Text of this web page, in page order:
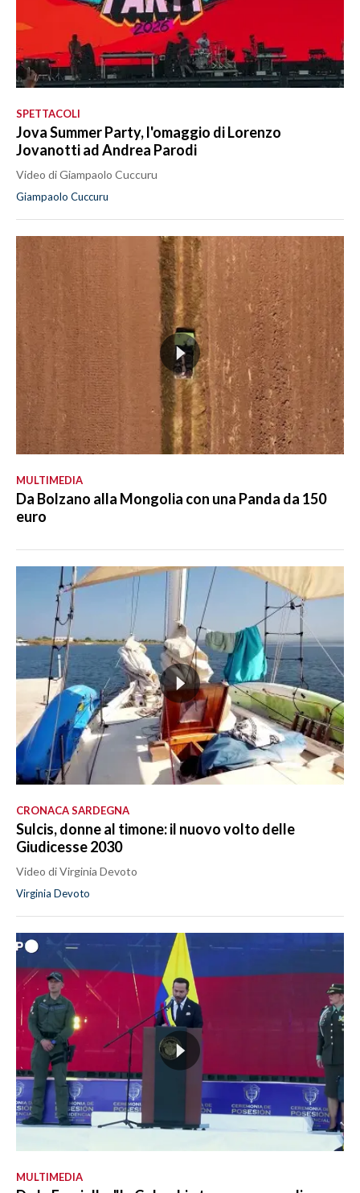
SPETTACOLI
Jova Summer Party, l'omaggio di Lorenzo
Jovanotti ad Andrea Parodi
Video di Giampaolo Cuccuru
Giampaolo Cuccuru
MULTIMEDIA
Da Bolzano alla Mongolia con una Panda da 150
euro
CRONACA SARDEGNA
Sulcis, donne al timone: il nuovo volto delle
Giudicesse 2030
Video di Virginia Devoto
Virginia Devoto
MULTIMEDIA